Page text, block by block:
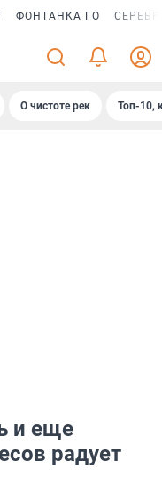
ФОНТАНКА ГО
О чистоте рек Топ-10,
и еще
радует